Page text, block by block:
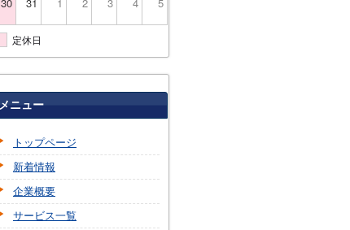
定休日
メニュー
トップページ
新着情報
企業概要
サービス一覧